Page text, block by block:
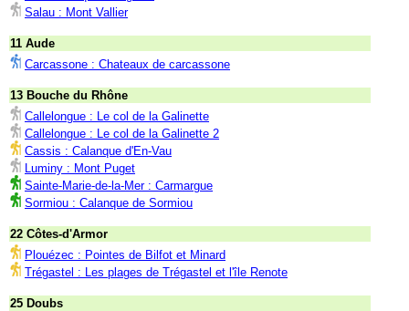
Salau : Mont Vallier
11 Aude
Carcassone : Chateaux de carcassone
13 Bouche du Rhône
Callelongue : Le col de la Galinette
Callelongue : Le col de la Galinette 2
Cassis : Calanque d'En-Vau
Luminy : Mont Puget
Sainte-Marie-de-la-Mer : Carmargue
Sormiou : Calanque de Sormiou
22 Côtes-d'Armor
Plouézec : Pointes de Bilfot et Minard
Trégastel : Les plages de Trégastel et l'île Renote
25 Doubs